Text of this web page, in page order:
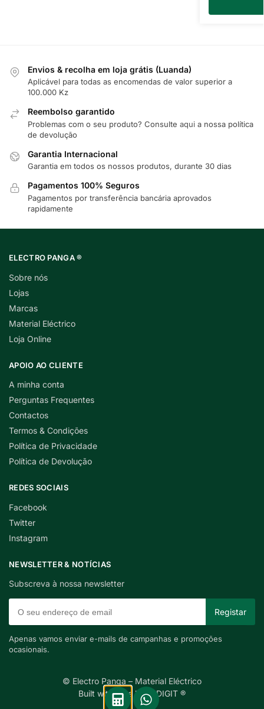
Envios & recolha em loja grátis (Luanda)
Aplicável para todas as encomendas de valor superior a
100.000 Kz
Reembolso garantido
Problemas com o seu produto? Consulte aqui a nossa política
de devolução
Garantia Internacional
Garantia em todos os nossos produtos, durante 30 dias
Pagamentos 100% Seguros
Pagamentos por transferência bancária aprovados
rapidamente
ELECTRO PANGA ®
Sobre nós
Lojas
Marcas
Material Eléctrico
Loja Online
APOIO AO CLIENTE
A minha conta
Perguntas Frequentes
Contactos
Termos & Condições
Política de Privacidade
Política de Devolução
REDES SOCIAIS
Facebook
Twitter
Instagram
NEWSLETTER & NOTÍCIAS
Subscreva à nossa newsletter
Apenas vamos enviar e-mails de campanhas e promoções
ocasionais.
© Electro Panga – Material Eléctrico
Built with care by INDIGIT ®